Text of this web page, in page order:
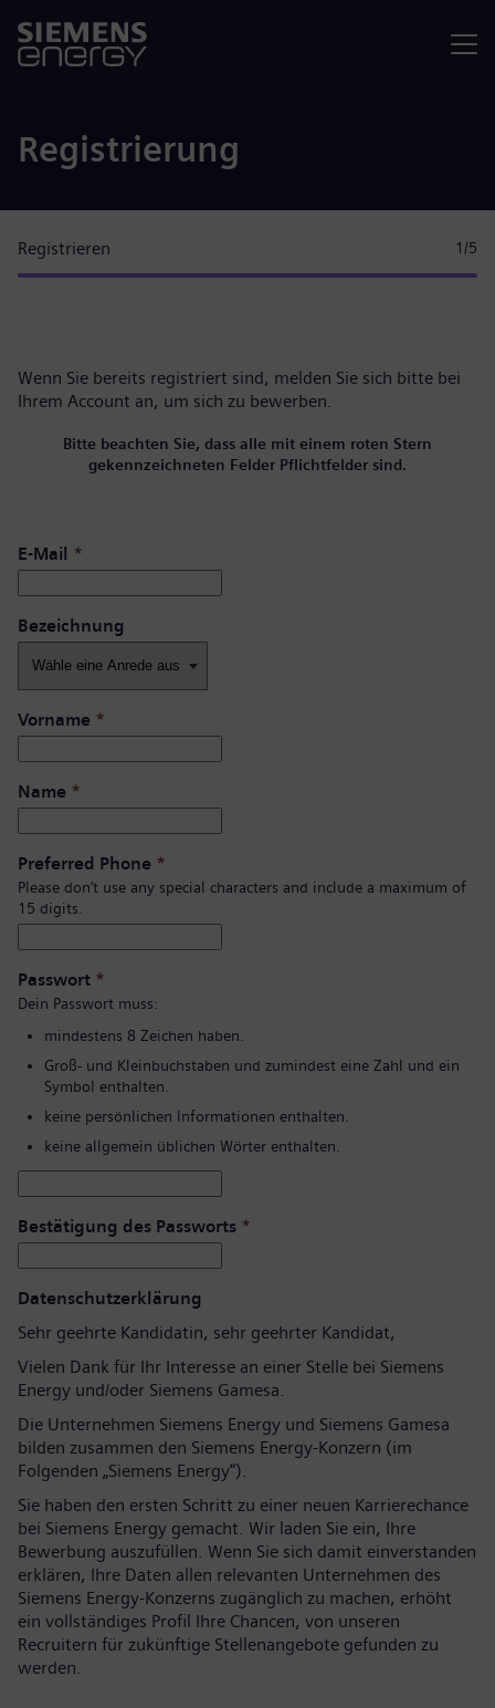
Registrierung
Registrieren 1 /5
Wenn Sie bereits registriert sind, melden Sie sich bitte bei
Ihrem Account an, um sich zu bewerben.
Bitte beachten Sie, dass alle mit einem roten Stern
gekennzeichneten Felder Pflichtfelder sind.
E-Mail *
Bezeichnung
Vorname *
Name *
Preferred Phone *
Please don’t use any special characters and include a maximum of
15 digits.
Passwort *
Dein Passwort muss:
mindestens 8 Zeichen haben.
Groß- und Kleinbuchstaben und zumindest eine Zahl und ein
Symbol enthalten.
keine persönlichen Informationen enthalten.
keine allgemein üblichen Wörter enthalten.
Bestätigung des Passworts *
Datenschutzerklärung
Sehr geehrte Kandidatin, sehr geehrter Kandidat,
Vielen Dank für Ihr Interesse an einer Stelle bei Siemens
Energy und/oder Siemens Gamesa.
Die Unternehmen Siemens Energy und Siemens Gamesa
bilden zusammen den Siemens Energy-Konzern (im
Folgenden „Siemens Energy“).
Sie haben den ersten Schritt zu einer neuen Karrierechance
bei Siemens Energy gemacht. Wir laden Sie ein, Ihre
Bewerbung auszufüllen. Wenn Sie sich damit einverstanden
erklären, Ihre Daten allen relevanten Unternehmen des
Siemens Energy-Konzerns zugänglich zu machen, erhöht
ein vollständiges Profil Ihre Chancen, von unseren
Recruitern für zukünftige Stellenangebote gefunden zu
werden.